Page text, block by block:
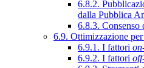
6.8.2.
dalla Pubblica
6.8.3. Consenso
6.9. Ottimizzazione
6.9.1. I fattori
6.9.2. I fattori